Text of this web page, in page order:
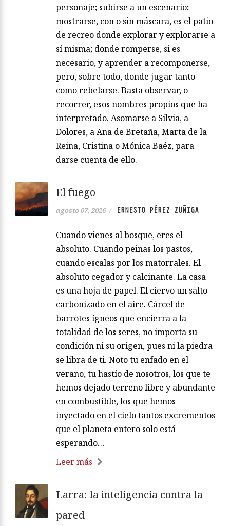
personaje; subirse a un escenario;
mostrarse, con o sin máscara, es el patio
de recreo donde explorar y explorarse a
sí misma; donde romperse, si es
necesario, y aprender a recomponerse,
pero, sobre todo, donde jugar tanto
como rebelarse. Basta observar, o
recorrer, esos nombres propios que ha
interpretado. Asomarse a Silvia, a
Dolores, a Ana de Bretaña, Marta de la
Reina, Cristina o Mónica Baéz, para
darse cuenta de ello.
El fuego
agosto 07, 2026 / ERNESTO PÉREZ ZUÑIGA
Cuando vienes al bosque, eres el
absoluto. Cuando peinas los pastos,
cuando escalas por los matorrales. El
absoluto cegador y calcinante. La casa
es una hoja de papel. El ciervo un salto
carbonizado en el aire. Cárcel de
barrotes ígneos que encierra a la
totalidad de los seres, no importa su
condición ni su origen, pues ni la piedra
se libra de ti. Noto tu enfado en el
verano, tu hastío de nosotros, los que te
hemos dejado terreno libre y abundante
en combustible, los que hemos
inyectado en el cielo tantos excrementos
que el planeta entero solo está
esperando…
Leer más
Larra: la inteligencia contra la
pared